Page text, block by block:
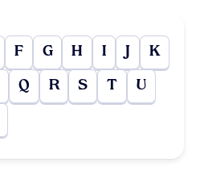
F G H I J K
Q R S T U